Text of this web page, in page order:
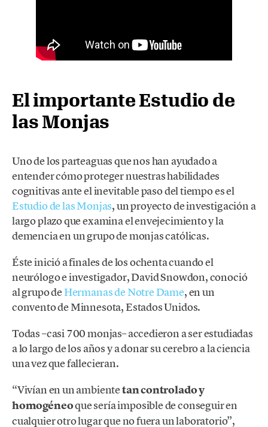
El importante Estudio de
las Monjas
Uno de los parteaguas que nos han ayudado a
entender cómo proteger nuestras habilidades
cognitivas ante el inevitable paso del tiempo es el
Estudio de las Monjas, un proyecto de investigación a
largo plazo que examina el envejecimiento y la
demencia en un grupo de monjas católicas.
Éste inició a finales de los ochenta cuando el
neurólogo e investigador, David Snowdon, conoció
al grupo deHermanas de Notre Dame, en un
convento de Minnesota, Estados Unidos.
Todas –casi 700 monjas– accedieron a ser estudiadas
a lo largo de los años y a donar su cerebro a la ciencia
una vez que fallecieran.
“Vivían en un ambientetan controlado y
homogéneoque sería imposible de conseguir en
cualquier otro lugar que no fuera un laboratorio”,